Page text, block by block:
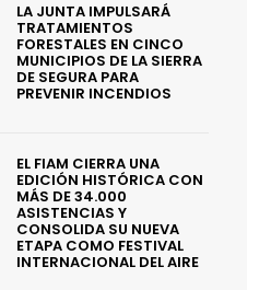
LA JUNTA IMPULSARÁ
TRATAMIENTOS
FORESTALES EN CINCO
MUNICIPIOS DE LA SIERRA
DE SEGURA PARA
PREVENIR INCENDIOS
EL FIAM CIERRA UNA
EDICIÓN HISTÓRICA CON
MÁS DE 34.000
ASISTENCIAS Y
CONSOLIDA SU NUEVA
ETAPA COMO FESTIVAL
INTERNACIONAL DEL AIRE